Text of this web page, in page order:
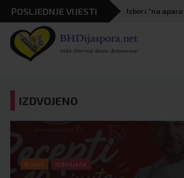
Skip
to
content
POSLJEDNJE VIJESTI Staša Košarac
IZDVOJENO
Biznis Izdvojeno